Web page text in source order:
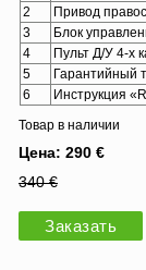
2
Привод
3
Блок
4
Пульт Д/У 4-х
5
Гарантийный
6
Инструкция
Товар в наличии
Цена: 290 €
340 €
Заказать